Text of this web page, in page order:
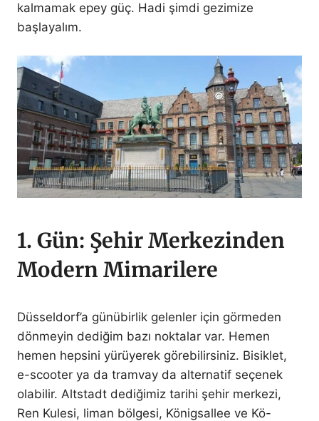
kalmamak epey güç. Hadi şimdi gezimize
başlayalım.
1. Gün: Şehir Merkezinden
Modern Mimarilere
Düsseldorf’a günübirlik gelenler için görmeden
dönmeyin dediğim bazı noktalar var. Hemen
hemen hepsini yürüyerek görebilirsiniz. Bisiklet,
e-scooter ya da tramvay da alternatif seçenek
olabilir. Altstadt dediğimiz tarihi şehir merkezi,
Ren Kulesi, liman bölgesi, Königsallee ve Kö-